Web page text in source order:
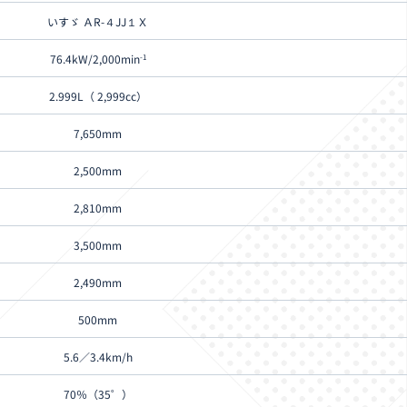
いすゞ ＡR-４JJ１Ｘ
76.4kW/2,000min-1
2.999L（ 2,999cc）
7,650mm
2,500mm
2,810mm
3,500mm
2,490mm
500mm
5.6／3.4km/h
70％（35゜）